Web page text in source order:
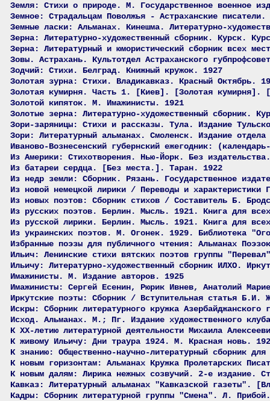
Земля: Стихи о природе. М. Государственное военное
Земное: Страдальцам Поволжья - Астраханские
Земные ласки: Альманах. Кинешма. Литературно-
Зерна: Литературно-художественный сборник. Курск.
Зерна: Литературный и юмористический сборник всех
Зовы. Астрахань. Культотдел Астраханского
Зодчий: Стихи. Белград. Книжный кружок. 1927
Золотая зурна: Стихи. Владикавказ. Красный Октябрь.
Золотая кумирня. Часть 1. [Киев]. [Золотая кумирня].
Золотой кипяток. М. Имажинисты. 1921
Золотые зерна: Литературно-художественный сборник.
Зори-заряницы: Стихи и рассказы. Тула. Издание
Зори: Литературный альманах. Смоленск. Издание
Иваново-Вознесенский губернский ежегодник:
Из Америки: Стихотворения. Нью-Йорк. Без
Из батареи сердца. [Без места.]. Таран. 1922
Из недр земли: Сборник. Рязань. Государственное
Из новой немецкой лирики / Переводы и
Из новых поэтов: Сборник стихов / Составитель Б.
Из русских поэтов. Берлин. Мысль. 1921. Книга для
Из русской лирики. Берлин. Мысль. 1921. Книга для
Из украинских поэтов. М. Огонек. 1929. Библиотека
Избранные поэзы для публичного чтения: Альманах
Ильич: Ленинские стихи вятских поэтов группы
Ильичу: Литературно-художественный сборник ИЛХО.
Имажинисты. М. Издание авторов. 1925
Имажинисты: Сергей Есенин, Рюрик Ивнев, Анатолий
Иркутские поэты: Сборник / Вступительная статья Б.И.
Искры: Сборник литературного кружка
Исход. Альманах. М.; Пг. Издание художественного
К XX-летию литературной деятельности Михаила
К живому Ильичу: Дни траура 1924. М. Красная новь.
К знанию: Общественно-научно-литературный сборник
К новым горизонтам: Альманах Кружка Пролетарских
К новым далям: Лирика нежных созвучий. 2-е издание.
Кавказ: Литературный альманах "Кавказской газеты".
Кадры: Сборник литературной группы "Смена". Л.